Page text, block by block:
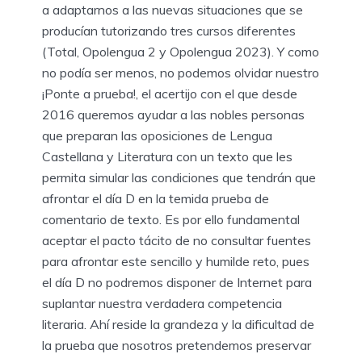
a adaptarnos a las nuevas situaciones que se
producían tutorizando tres cursos diferentes
(Total, Opolengua 2 y Opolengua 2023). Y como
no podía ser menos, no podemos olvidar nuestro
¡Ponte a prueba!, el acertijo con el que desde
2016 queremos ayudar a las nobles personas
que preparan las oposiciones de Lengua
Castellana y Literatura con un texto que les
permita simular las condiciones que tendrán que
afrontar el día D en la temida prueba de
comentario de texto. Es por ello fundamental
aceptar el pacto tácito de no consultar fuentes
para afrontar este sencillo y humilde reto, pues
el día D no podremos disponer de Internet para
suplantar nuestra verdadera competencia
literaria. Ahí reside la grandeza y la dificultad de
la prueba que nosotros pretendemos preservar